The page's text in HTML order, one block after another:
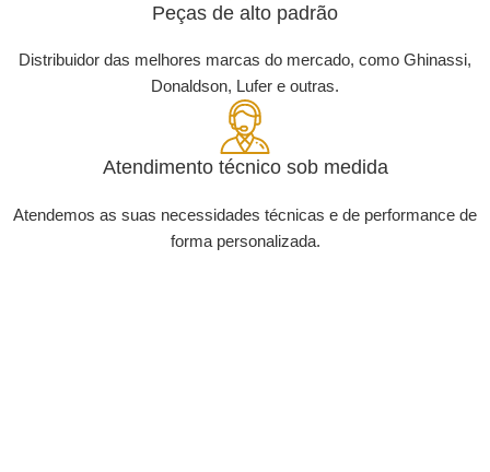
Peças de alto padrão
Distribuidor das melhores marcas do mercado, como Ghinassi,
Donaldson, Lufer e outras.
Atendimento técnico sob medida
Atendemos as suas necessidades técnicas e de performance de
forma personalizada.